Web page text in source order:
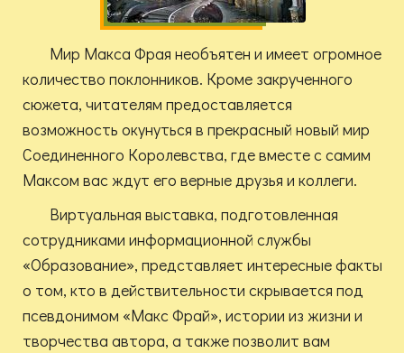
Мир Макса Фрая необъятен и имеет огромное
количество поклонников. Кроме закрученного
сюжета, читателям предоставляется
возможность окунуться в прекрасный новый мир
Соединенного Королевства, где вместе с самим
Максом вас ждут его верные друзья и коллеги.
Виртуальная выставка, подготовленная
сотрудниками информационной службы
«Образование», представляет интересные факты
о том, кто в действительности скрывается под
псевдонимом «Макс Фрай», истории из жизни и
творчества автора, а также позволит вам